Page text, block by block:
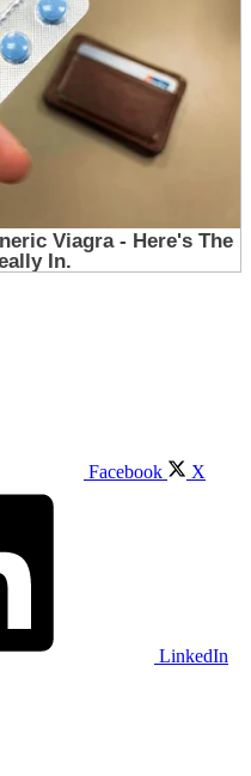
Facebook X
LinkedIn